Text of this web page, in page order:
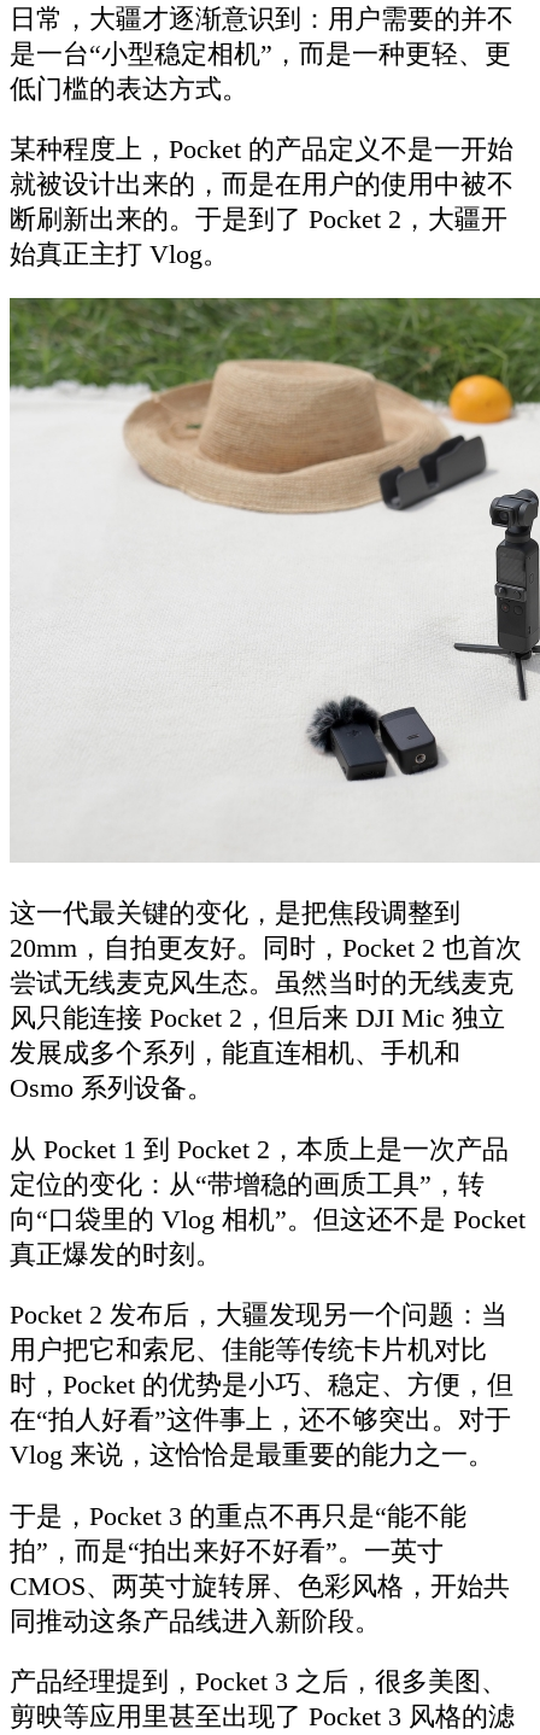
日常，大疆才逐渐意识到：用户需要的并不
是一台“小型稳定相机”，而是一种更轻、更
低门槛的表达方式。
某种程度上，Pocket 的产品定义不是一开始
就被设计出来的，而是在用户的使用中被不
断刷新出来的。于是到了 Pocket 2，大疆开
始真正主打 Vlog。
这一代最关键的变化，是把焦段调整到
20mm，自拍更友好。同时，Pocket 2 也首次
尝试无线麦克风生态。虽然当时的无线麦克
风只能连接 Pocket 2，但后来 DJI Mic 独立
发展成多个系列，能直连相机、手机和
Osmo 系列设备。
从 Pocket 1 到 Pocket 2，本质上是一次产品
定位的变化：从“带增稳的画质工具”，转
向“口袋里的 Vlog 相机”。但这还不是 Pocket
真正爆发的时刻。
Pocket 2 发布后，大疆发现另一个问题：当
用户把它和索尼、佳能等传统卡片机对比
时，Pocket 的优势是小巧、稳定、方便，但
在“拍人好看”这件事上，还不够突出。对于
Vlog 来说，这恰恰是最重要的能力之一。
于是，Pocket 3 的重点不再只是“能不能
拍”，而是“拍出来好不好看”。一英寸
CMOS、两英寸旋转屏、色彩风格，开始共
同推动这条产品线进入新阶段。
产品经理提到，Pocket 3 之后，很多美图、
剪映等应用里甚至出现了 Pocket 3 风格的滤